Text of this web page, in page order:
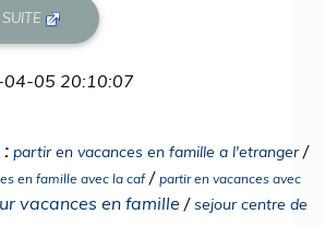
05 20:10:07
: partir en vacances en famille a l'etranger/
en famille avec la caf/ partir en vacances avec
vacances en famille /sejour centre de